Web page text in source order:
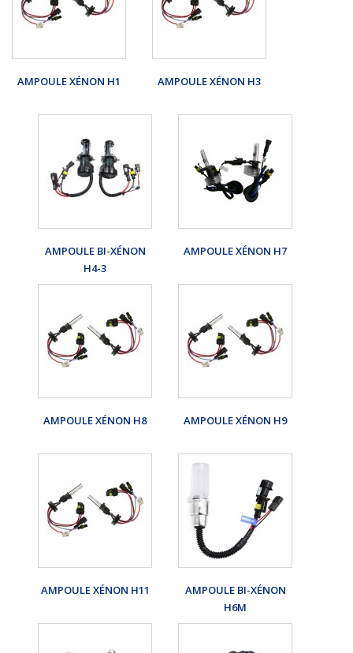
AMPOULE XÉNON H1 AMPOULE XÉNON H3
AMPOULE BI-XÉNON
H4-3
AMPOULE XÉNON H7
AMPOULE XÉNON H8 AMPOULE XÉNON H9
AMPOULE XÉNON H11
AMPOULE BI-XÉNON
H6M